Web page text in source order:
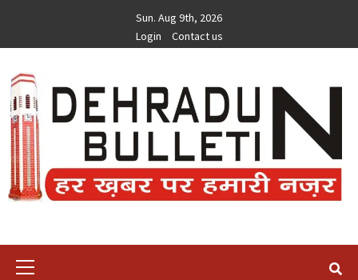
content
Sun. Aug 9th, 2026
Login
Contact us